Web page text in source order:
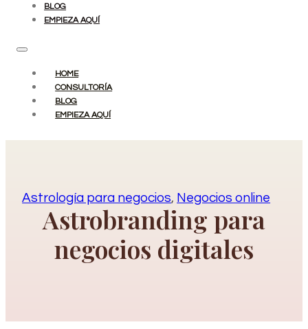
BLOG
EMPIEZA AQUÍ
HOME
CONSULTORÍA
BLOG
EMPIEZA AQUÍ
Astrología para negocios, Negocios online
Astrobranding para
negocios digitales